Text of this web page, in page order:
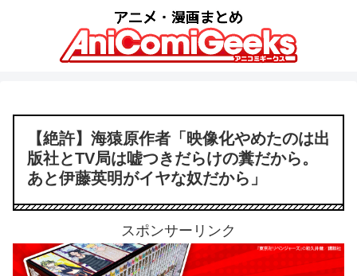
【絶許】海猿原作者「映像化やめたのは出
版社とTV局は嘘つきだらけの糞だから。
あと伊藤英明がイヤな奴だから」
スポンサーリンク